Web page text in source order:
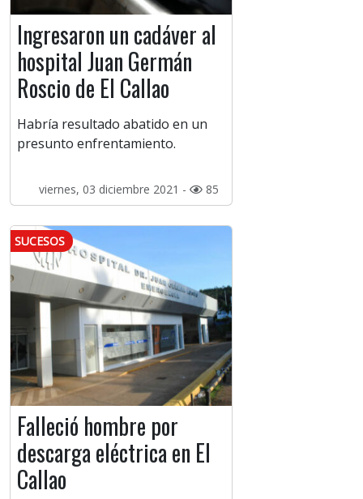
Ingresaron un cadáver al
hospital Juan Germán
Roscio de El Callao
Habría resultado abatido en un
presunto enfrentamiento.
viernes, 03 diciembre 2021 - 85
SUCESOS
Falleció hombre por
descarga eléctrica en El
Callao